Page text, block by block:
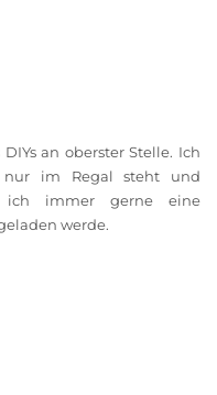
an oberster Stelle. Ich
nur im Regal steht und
ich immer gerne eine
werde.